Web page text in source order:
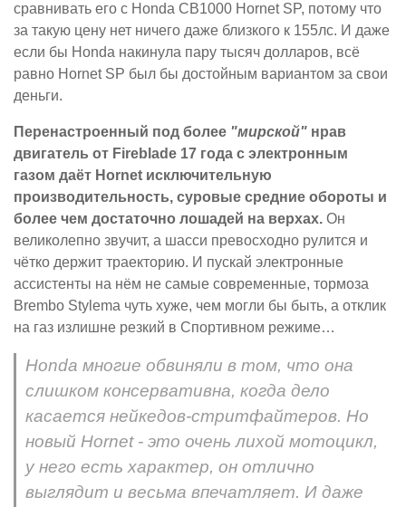
сравнивать его с Honda CB1000 Hornet SP, потому что
за такую цену нет ничего даже близкого к 155лс. И даже
если бы Honda накинула пару тысяч долларов, всё
равно Hornet SP был бы достойным вариантом за свои
деньги.
Перенастроенный под более "мирской" нрав
двигатель от Fireblade 17 года с электронным
газом даёт Hornet исключительную
производительность, суровые средние обороты и
более чем достаточно лошадей на верхах. Он
великолепно звучит, а шасси превосходно рулится и
чётко держит траекторию. И пускай электронные
ассистенты на нём не самые современные, тормоза
Brembo Stylema чуть хуже, чем могли бы быть, а отклик
на газ излишне резкий в Спортивном режиме…
Honda многие обвиняли в том, что она
слишком консервативна, когда дело
касается нейкедов-стритфайтеров. Но
новый Hornet - это очень лихой мотоцикл,
у него есть характер, он отлично
выглядит и весьма впечатляет. И даже